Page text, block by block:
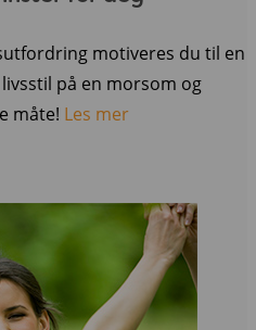
motiveres du til en
på en morsom og
måte! Les mer